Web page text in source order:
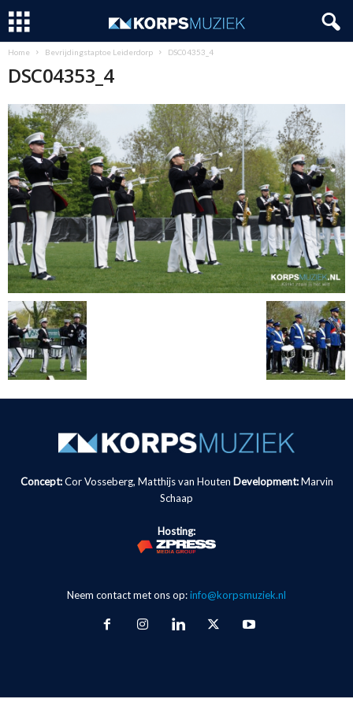
Home Bevrijdingstaptoe Leiderdorp DSC04353_4
DSC04353_4
Concept:Cor Vosseberg, Matthijs van Houten Development: Marvin
Schaap
Hosting:
Neem contact met ons op:info@korpsmuziek.nl